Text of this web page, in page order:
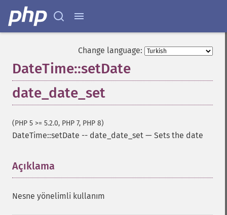
Change language:
DateTime::setDate
date_date_set
(PHP 5 >= 5.2.0, PHP 7, PHP 8)
DateTime::setDate -- date_date_set — Sets the date
Açıklama
Nesne yönelimli kullanım